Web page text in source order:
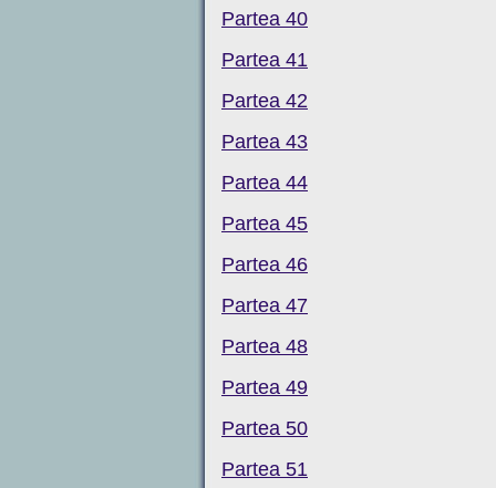
Partea 40
Partea 41
Partea 42
Partea 43
Partea 44
Partea 45
Partea 46
Partea 47
Partea 48
Partea 49
Partea 50
Partea 51